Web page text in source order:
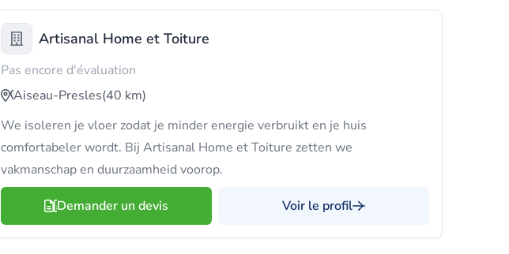
Artisanal Home et Toiture
Pas encore d'évaluation
Aiseau-Presles(40 km)
We isoleren je vloer zodat je minder energie verbruikt en je huis
comfortabeler wordt. Bij Artisanal Home et Toiture zetten we
vakmanschap en duurzaamheid voorop.
Demander un devis Voir le profil